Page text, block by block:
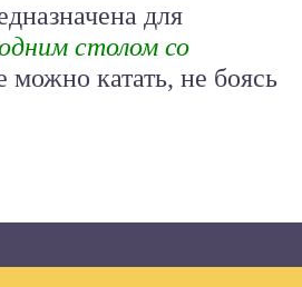
для
столом со
можно катать, не боясь